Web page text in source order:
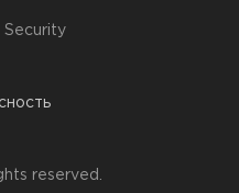
Security
reserved.